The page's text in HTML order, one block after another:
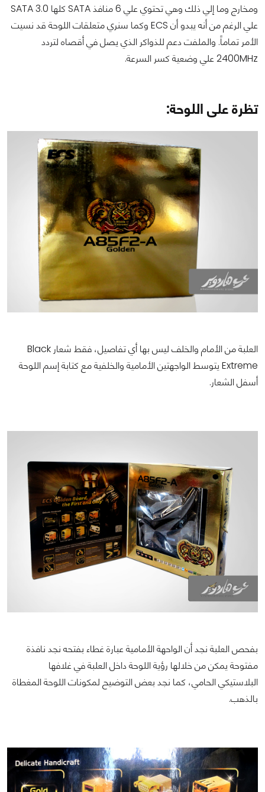
ومخارج وما إلي ذلك وهي تحتوي علي 6 منافذ SATA كلها SATA 3.0
علي الرغم من أنه يبدو أن ECS وكما سنري متعلقات اللوحة قد نسيت
الأمر تماماً. والملفت دعم للذواكر الذي يصل في أقصاه لتردد
2400MHz علي وضعية كسر السرعة.
تظرة على اللوحة:
العلبة من الأمام والخلف ليس بها أي تفاصيل، فقط شعار Black
Extreme يتوسط الواجهتين الأمامية والخلفية مع كتابة إسم اللوحة
أسفل الشعار.
بفحص العلبة نجد أن الواحهة الأمامية عبارة غطاء بفتحه نجد نافذة
مفتوحة يمكن من خلالها رؤية اللوحة داخل العلبة في غلافها
البلاستيكي الحامي، كما نجد بعض التوضيح لمكونات اللوحة المغطاة
بالذهب.